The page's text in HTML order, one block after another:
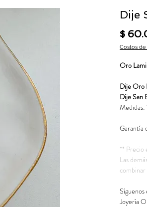
Dije
$
Costos de
Oro
Dije Oro
Dije San
Medidas:
Garantía
** Precio
Las
Síguenos
Joyería